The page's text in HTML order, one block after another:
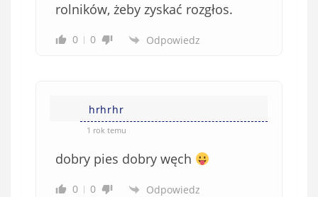
rolników, żeby zyskać rozgłos.
0 0 Odpowiedz
hrhrhr
1 rok temu
dobry pies dobry węch
0 0 Odpowiedz